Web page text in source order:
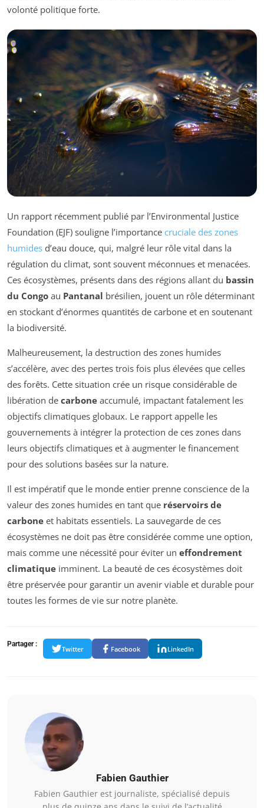
volonté politique forte.
Un rapport récemment publié par l’Environmental Justice
Foundation (EJF) souligne l’importance cruciale des zones
humides d’eau douce, qui, malgré leur rôle vital dans la
régulation du climat, sont souvent méconnues et menacées.
Ces écosystèmes, présents dans des régions allant du bassin
du Congo au Pantanal brésilien, jouent un rôle déterminant
en stockant d’énormes quantités de carbone et en soutenant
la biodiversité.
Malheureusement, la destruction des zones humides
s’accélère, avec des pertes trois fois plus élevées que celles
des forêts. Cette situation crée un risque considérable de
libération de carbone accumulé, impactant fatalement les
objectifs climatiques globaux. Le rapport appelle les
gouvernements à intégrer la protection de ces zones dans
leurs objectifs climatiques et à augmenter le financement
pour des solutions basées sur la nature.
Il est impératif que le monde entier prenne conscience de la
valeur des zones humides en tant que réservoirs de
carbone et habitats essentiels. La sauvegarde de ces
écosystèmes ne doit pas être considérée comme une option,
mais comme une nécessité pour éviter un effondrement
climatique imminent. La beauté de ces écosystèmes doit
être préservée pour garantir un avenir viable et durable pour
toutes les formes de vie sur notre planète.
Partager :
Twitter Facebook LinkedIn
Fabien Gauthier
Fabien Gauthier est journaliste, spécialisé depuis